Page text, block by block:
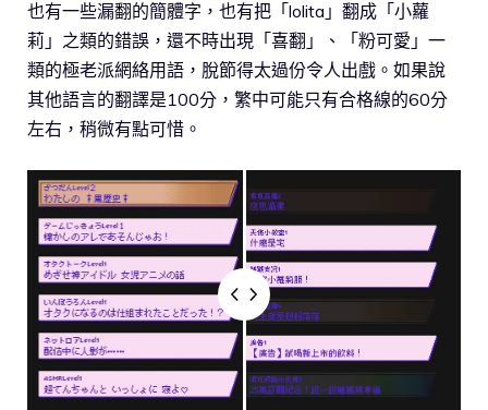
也有一些漏翻的簡體字，也有把「lolita」翻成「小蘿
莉」之類的錯誤，還不時出現「喜翻」、「粉可愛」一
類的極老派網絡用語，脫節得太過份令人出戲。如果說
其他語言的翻譯是100分，繁中可能只有合格線的60分
左右，稍微有點可惜。